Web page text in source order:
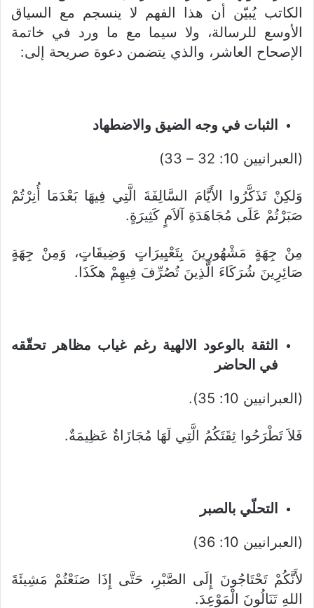
الكاتب يُبيّن أن هذا الفهم لا ينسجم مع السياق
الأوسع للرسالة، ولا سيما مع ما ورد في خاتمة
الإصحاح العاشر، والذي يتضمن دعوة صريحة إلى:
الثبات في وجه الضيق والاضطهاد
(العبرانيين 10: 32 – 33)
وَلكِنْ تَذَكَّرُوا الأَيَّامَ السَّالِفَةَ الَّتِي فِيهَا بَعْدَمَا أُنِرْتُمْ
صَبَرْتُمْ عَلَى مُجَاهَدَةِ آلاَمٍ كَثِيرَةٍ.
مِنْ جِهَةٍ مَشْهُورِينَ بِتَعْيِيرَاتٍ وَضِيقَاتٍ، وَمِنْ جِهَةٍ
صَائِرِينَ شُرَكَاءَ الَّذِينَ تُصُرِّفَ فِيهِمْ هكَذَا.
الثقة بالوعود الالهية رغم غياب مظاهر تحقّقه
في الحاضر
(العبرانيين 10: 35).
فَلاَ تَطْرَحُوا ثِقَتَكُمُ الَّتِي لَهَا مُجَازَاةٌ عَظِيمَةٌ.
التحلّي بالصبر
(العبرانيين 10: 36)
لأَنَّكُمْ تَحْتَاجُونَ إِلَى الصَّبْرِ، حَتَّى إِذَا صَنَعْتُمْ مَشِيئَةَ
اللهِ تَنَالُونَ الْمَوْعِدَ.